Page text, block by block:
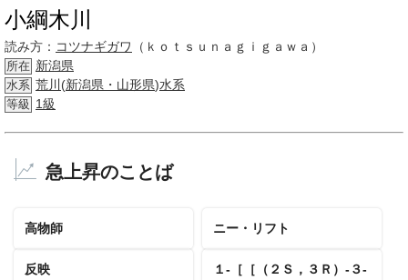
小綱木川
読み方： コツナギガワ （ｋｏｔｓｕｎａｇｉｇａｗａ）
所在 新潟県
水系 荒川 (新潟県・山形県)水系
等級 1級
急上昇のことば
高物師 ニー・リフト
反映
１‐［［（２Ｓ，３Ｒ）‐３‐